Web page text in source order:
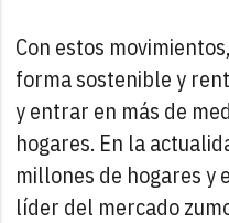
Con estos
forma sostenible y
y entrar en más de
hogares. En la
millones de hogares y
líder del mercado